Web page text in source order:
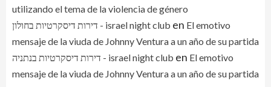
utilizando el tema de la violencia de género
דירות דיסקרטיות בחולון - israel night club en El emotivo
mensaje de la viuda de Johnny Ventura a un año de su partida
דירות דיסקרטיות בנתניה - israel night club en El emotivo
mensaje de la viuda de Johnny Ventura a un año de su partida